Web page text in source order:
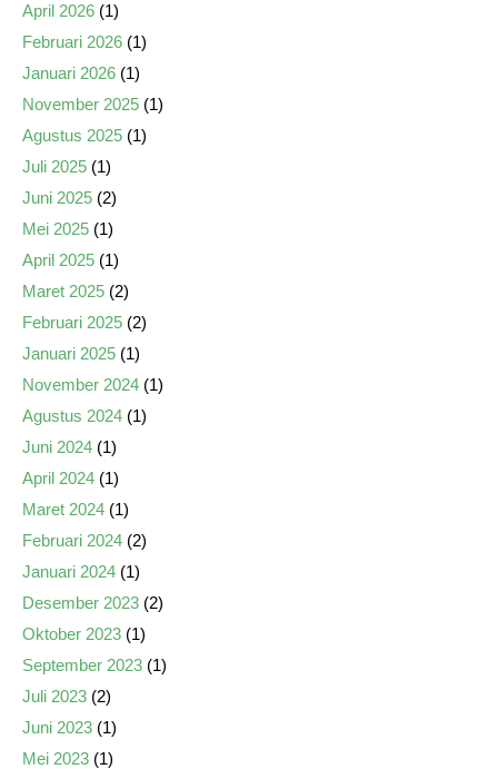
April 2026 (1)
Februari 2026 (1)
Januari 2026 (1)
November 2025 (1)
Agustus 2025 (1)
Juli 2025 (1)
Juni 2025 (2)
Mei 2025 (1)
April 2025 (1)
Maret 2025 (2)
Februari 2025 (2)
Januari 2025 (1)
November 2024 (1)
Agustus 2024 (1)
Juni 2024 (1)
April 2024 (1)
Maret 2024 (1)
Februari 2024 (2)
Januari 2024 (1)
Desember 2023 (2)
Oktober 2023 (1)
September 2023 (1)
Juli 2023 (2)
Juni 2023 (1)
Mei 2023 (1)